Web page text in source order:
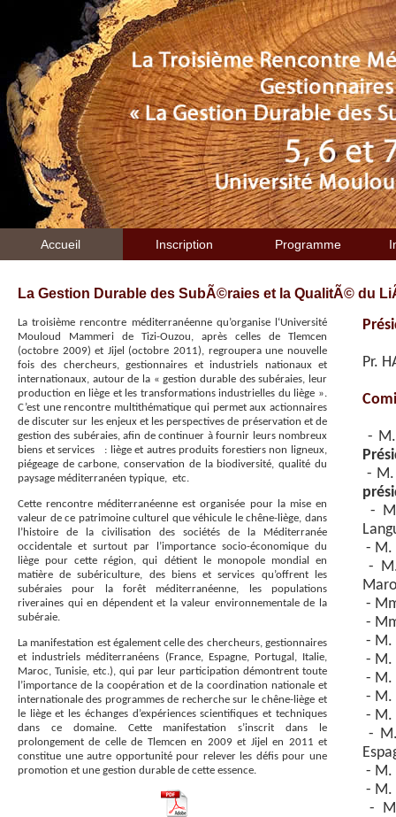
Accueil Inscription Programme
La Gestion Durable des SubÃ©raies et la QualitÃ© du
La troisième rencontre méditerranéenne qu’organise l‘Université
Mouloud Mammeri de Tizi-Ouzou, après celles de Tlemcen
(octobre 2009) et Jijel (octobre 2011), regroupera une nouvelle
fois des chercheurs, gestionnaires et industriels nationaux et
internationaux, autour de la « gestion durable des subéraies, leur
production en liège et les transformations industrielles du liège ».
C’est une rencontre multithématique qui permet aux actionnaires
de discuter sur les enjeux et les perspectives de préservation et de
gestion des subéraies, afin de continuer à fournir leurs nombreux
biens et services : liège et autres produits forestiers non ligneux,
piégeage de carbone, conservation de la biodiversité, qualité du
paysage méditerranéen typique, etc.
Cette rencontre méditerranéenne est organisée pour la mise en
valeur de ce patrimoine culturel que véhicule le chêne-liège, dans
l’histoire de la civilisation des sociétés de la Méditerranée
occidentale et surtout par l’importance socio-économique du
liège pour cette région, qui détient le monopole mondial en
matière de subériculture, des biens et services qu’offrent les
subéraies pour la forêt méditerranéenne, les populations
riveraines qui en dépendent et la valeur environnementale de la
subéraie.
La manifestation est également celle des chercheurs, gestionnaires
et industriels méditerranéens (France, Espagne, Portugal, Italie,
Maroc, Tunisie, etc.), qui par leur participation démontrent toute
l’importance de la coopération et de la coordination nationale et
internationale des programmes de recherche sur le chêne-liège et
le liège et les échanges d’expériences scientifiques et techniques
dans ce domaine. Cette manifestation s’inscrit dans le
prolongement de celle de Tlemcen en 2009 et Jijel en 2011 et
constitue une autre opportunité pour relever les défis pour une
promotion et une gestion durable de cette essence.
Pr.
- M.
- M.
-
- M.
-
-
-
- M.
- M.
- M.
- M.
- M.
-
- M.
- M.
-